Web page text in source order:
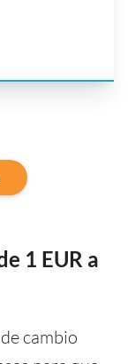
1 EUR a
cambio